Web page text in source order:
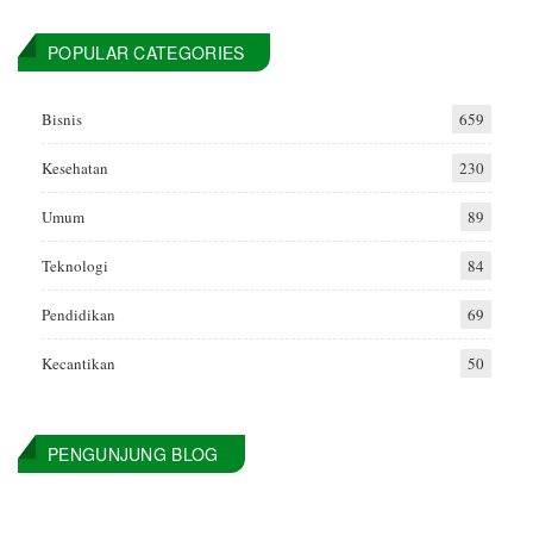
POPULAR CATEGORIES
Bisnis 659
Kesehatan 230
Umum 89
Teknologi 84
Pendidikan 69
Kecantikan 50
PENGUNJUNG BLOG